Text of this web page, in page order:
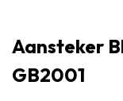
Aansteker
GB2001